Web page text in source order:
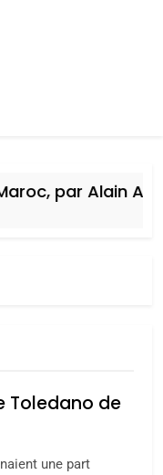
par Alain Amiel
Toledano de
une part